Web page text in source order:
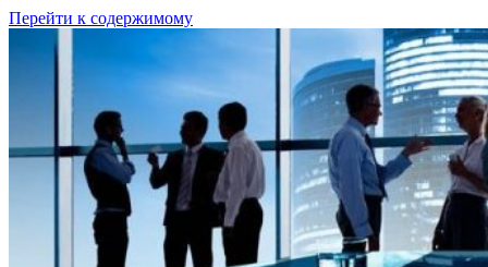
Перейти к содержимому